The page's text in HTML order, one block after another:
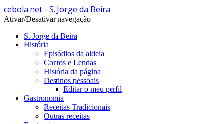
cebola.net - S. Jorge da Beira
Ativar/Desativar navegação
S. Jorge da Beira
História
Episódios da aldeia
Contos e Lendas
História da página
Destinos pessoais
Editar o meu perfil
Gastronomia
Receitas Tradicionais
Outras receitas